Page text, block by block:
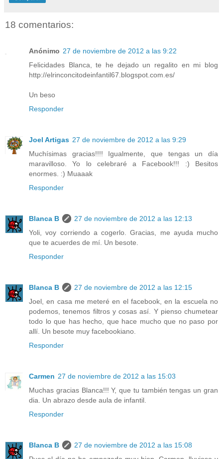
18 comentarios:
Anónimo 27 de noviembre de 2012 a las 9:22
Felicidades Blanca, te he dejado un regalito en mi blog
http://elrinconcitodeinfantil67.blogspot.com.es/
Un beso
Responder
Joel Artigas 27 de noviembre de 2012 a las 9:29
Muchísimas gracias!!!! Igualmente, que tengas un día
maravilloso. Yo lo celebraré a Facebook!!! :) Besitos
enormes. :) Muaaak
Responder
Blanca B
27 de noviembre de 2012 a las 12:13
Yoli, voy corriendo a cogerlo. Gracias, me ayuda mucho
que te acuerdes de mí. Un besote.
Responder
Blanca B
27 de noviembre de 2012 a las 12:15
Joel, en casa me meteré en el facebook, en la escuela no
podemos, tenemos filtros y cosas así. Y pienso chumetear
todo lo que has hecho, que hace mucho que no paso por
allí. Un besote muy facebookiano.
Responder
Carmen 27 de noviembre de 2012 a las 15:03
Muchas gracias Blanca!!! Y, que tu también tengas un gran
dia. Un abrazo desde aula de infantil.
Responder
Blanca B
27 de noviembre de 2012 a las 15:08